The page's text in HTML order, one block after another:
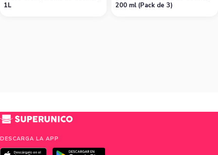
1L
200 ml (Pack de 3)
DESCARGA LA APP